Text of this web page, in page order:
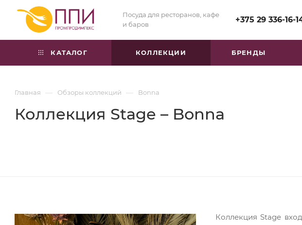
Посуда для ресторанов, кафе
и баров
+375 29 336-16-
КАТАЛОГ КОЛЛЕКЦИИ БРЕНДЫ
Главная — Обзоры коллекций — Bonna
Коллекция Stage – Bonna
Коллекция Stage